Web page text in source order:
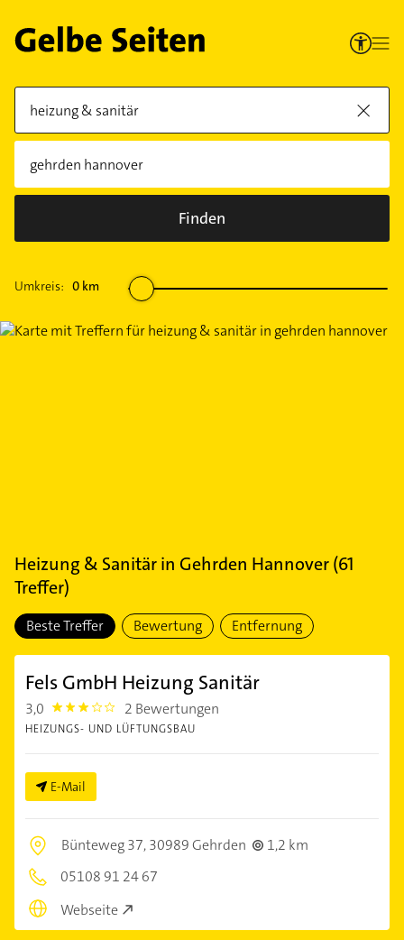
Finden
Umkreis: 0 km
Heizung & Sanitärin Gehrden Hannover(61
Treffer)
Beste Treffer Bewertung Entfernung
Fels GmbH Heizung Sanitär
3,0 3.0 2 Bewertungen
HEIZUNGS- UND LÜFTUNGSBAU
E-Mail
Bünteweg 37,30989 Gehrden
1,2 km
05108 91 24 67
Webseite